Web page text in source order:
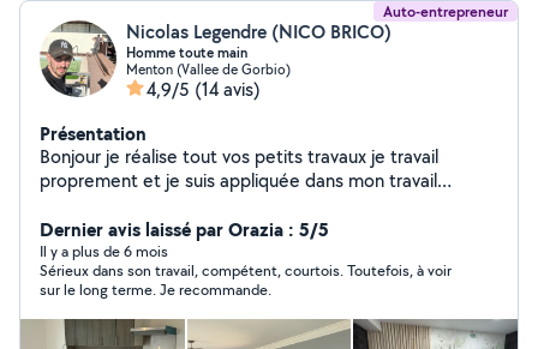
Auto-entrepreneur
Nicolas Legendre (NICO BRICO)
Homme toute main
Menton (Vallee de Gorbio)
4,9/5 (14 avis)
Présentation
Bonjour je réalise tout vos petits travaux je travail
proprement et je suis appliquée dans mon travail
quatre-vingt sept quarte vingt quinze vingt deux
Dernier avis laissé par Orazia : 5/5
Il y a plus de 6 mois
Sérieux dans son travail, compétent, courtois. Toutefois, à voir
sur le long terme. Je recommande.